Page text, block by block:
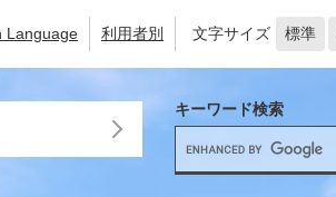
Language 利用者別 文字サイズ 標準
キーワード検索